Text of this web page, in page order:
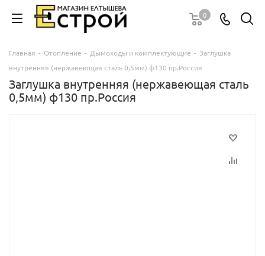
0
Главная - Отопление - Дымоходы и комплектующие - Заглушка
внутренняя (нержавеющая сталь 0,5мм) ф130 пр.Россия
Заглушка внутренняя (нержавеющая сталь
0,5мм) ф130 пр.Россия